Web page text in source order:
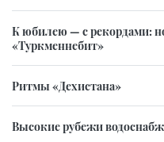
К юбилею — с рекордами:
«Туркменнебит»
Ритмы «Дехистана»
Высокие рубежи